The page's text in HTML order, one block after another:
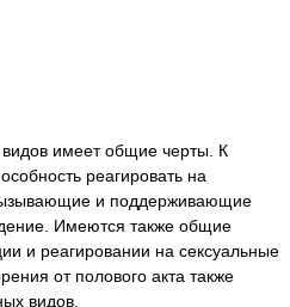
имеет общие черты. К
реагировать на
и поддерживающие
Имеются также общие
и реагировании на сексуальные
от полового акта также
видов.